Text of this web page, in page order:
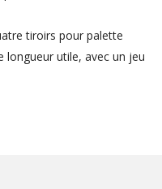
tiroirs pour palette
longueur utile, avec un jeu